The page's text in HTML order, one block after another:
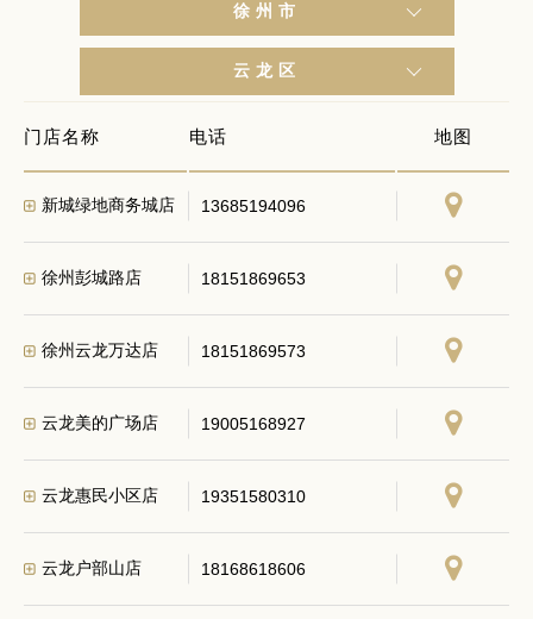
徐州市
云龙区
门店名称 电话 地图
新城绿地商务城店 13685194096
徐州彭城路店 18151869653
徐州云龙万达店 18151869573
云龙美的广场店 19005168927
云龙惠民小区店 19351580310
云龙户部山店 18168618606